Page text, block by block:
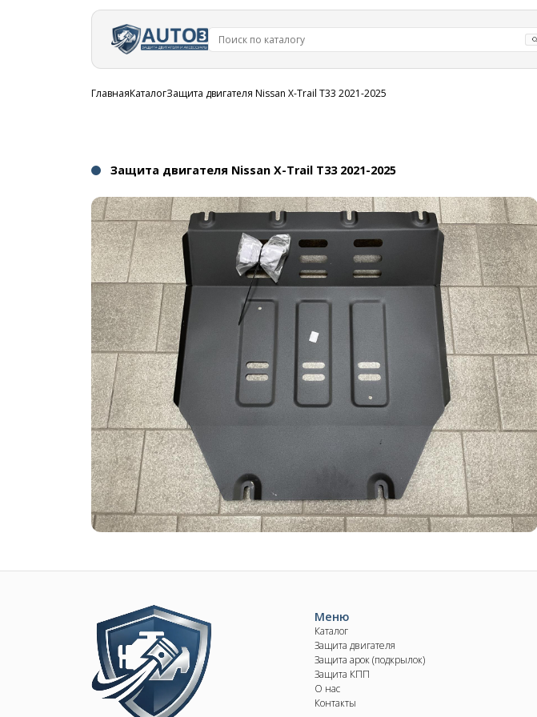
Строка
ГлавнаяКаталогЗащита двигателя Nissan X-Trail T33 2021-2025
Защита двигателя Nissan X-Trail T33 2021-2025
Контакты
+375 29 870 15 80
shupik21@bk.ru
Image Меню
Каталог
Защита двигателя
Защита арок (подкрылок)
Защита КПП
О нас
Контакты